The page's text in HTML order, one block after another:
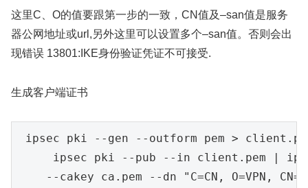
这里C、O的值要跟第一步的一致，CN值及–san值是服务
器公网地址或url,另外这里可以设置多个–san值。否则会出
现错误 13801:IKE身份验证凭证不可接受.
生成客户端证书
ipsec pki --gen --outform pem > client.
ipsec pki --pub --in client. pem
--cakey
ca. pem --dn
"C=CN, O=VPN,